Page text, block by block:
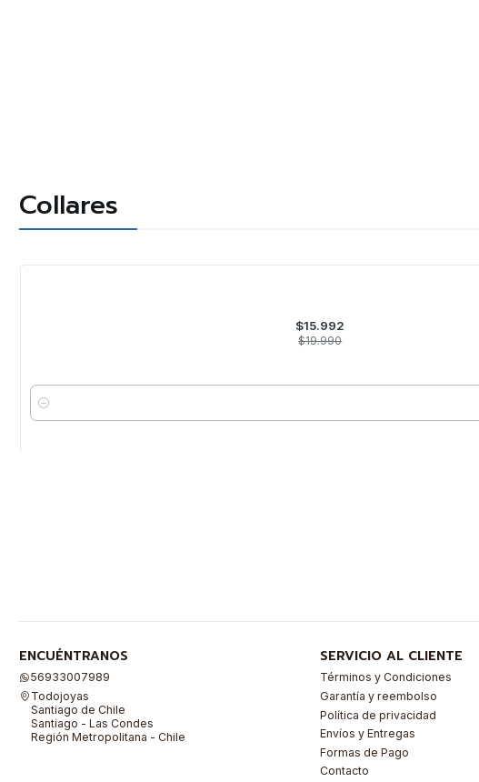
Collares
$15.992
$19.990
Cantidad
ENCUÉNTRANOS
56933007989
Todojoyas
Santiago de Chile
Santiago - Las Condes
Región Metropolitana - Chile
SERVICIO AL CLIENTE
Términos y Condiciones
Garantía y reembolso
Política de privacidad
Envíos y Entregas
Formas de Pago
Contacto